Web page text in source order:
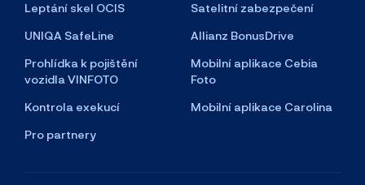
Leptání skel OCIS
Satelitní zabezpečení
UNIQA SafeLine
Allianz BonusDrive
Prohlídka k pojištění
vozidla VINFOTO
Mobilní aplikace Cebia
Foto
Kontrola exekucí
Mobilní aplikace Carolina
Pro partnery